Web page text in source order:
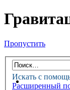
Пропустить
Искать с
Расширенный
НОВАЯ